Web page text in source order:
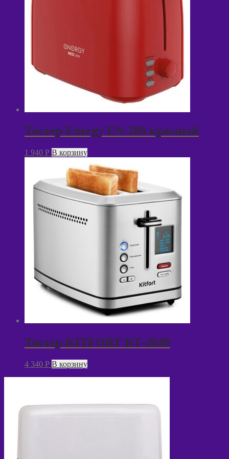
Тостер Energy EN-260 красный
1 940 P В корзину
Тостер KITFORT КТ-2049
4 340 P В корзину